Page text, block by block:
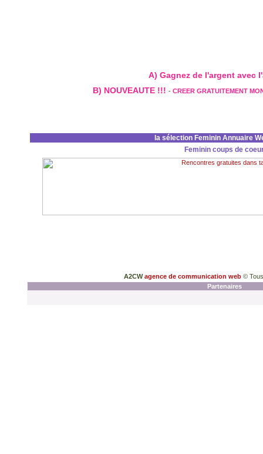
A) Gagnez de l'argent avec
B) NOUVEAUTE !!! - CREER GRATUITEMENT
la sélection Feminin Annuaire
Feminin coups de
A2CWagence de communication web ©
Partenaires